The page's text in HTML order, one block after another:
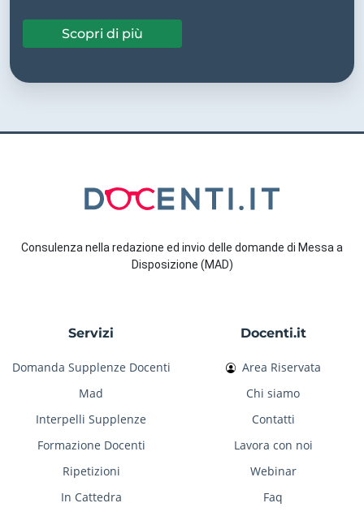
Scopri di più
Consulenza nella redazione ed invio delle domande di Messa a
Disposizione (MAD)
Servizi
Domanda Supplenze Docenti
Mad
Interpelli Supplenze
Formazione Docenti
Ripetizioni
In Cattedra
Docenti.it
Area Riservata
Chi siamo
Contatti
Lavora con noi
Webinar
Faq